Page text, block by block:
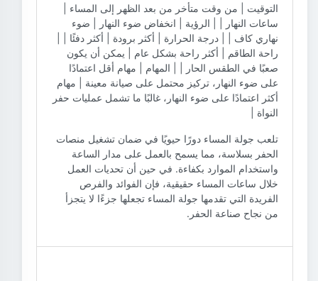
التوقيت | من وقت متأخر من بعد الظهر إلى المساء |
ساعات النهار | | الرؤية | انخفاض ضوء النهار | ضوء
نهاري كاف | | درجة الحرارة | أكثر برودة | أكثر دفئًا | |
راحة الطاقم | أكثر راحة بشكل عام | يمكن أن يكون
صعبًا في الطقس الحار | | المهام | مهام أقل اعتمادًا
على ضوء النهار، تركيز محتمل على صيانة معينة | مهام
أكثر اعتمادًا على ضوء النهار، غالبًا ما تشمل عمليات حفر
النواة |
تلعب جولة المساء دورًا حيويًا في ضمان تشغيل منصات
الحفر بسلاسة، مما يسمح بالعمل على مدار الساعة
واستخدام الموارد بكفاءة. في حين أن تحديات العمل
خلال ساعات المساء حقيقية، فإن الفوائد والفرص
الفريدة التي تقدمها جولة المساء تجعلها جزءًا لا يتجزأ
من نجاح صناعة الحفر.